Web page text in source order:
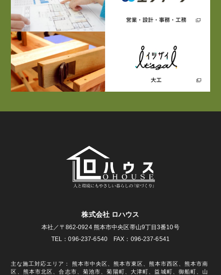
株式会社 ロハウス
本社／〒862-0924 熊本市中央区帯山9丁目3番10号
TEL：096-237-6540 FAX：096-237-6541
主な施工対応エリア： 熊本市中央区、熊本市東区、熊本市西区、熊本市南
区、熊本市北区、合志市、菊池市、菊陽町、大津町、益城町、御船町、山